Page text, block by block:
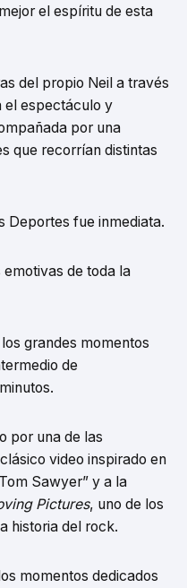
el espíritu de esta
del propio Neil a través
el espectáculo y
por una
que recorrían distintas
Deportes fue inmediata.
de toda la
grandes momentos
de
por una de las
video inspirado en
Sawyer” y a la
Pictures, uno de los
historia del rock.
momentos dedicados